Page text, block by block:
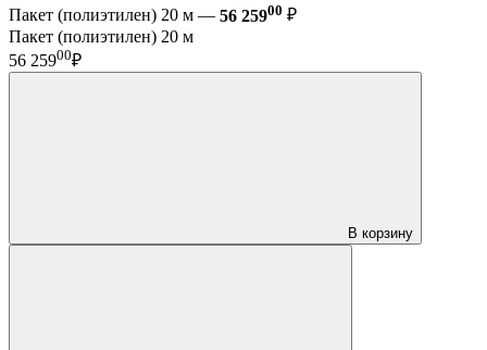
Пакет (полиэтилен) 20 м — 56 25900 ₽
Пакет (полиэтилен) 20 м
56 25900₽
В корзину